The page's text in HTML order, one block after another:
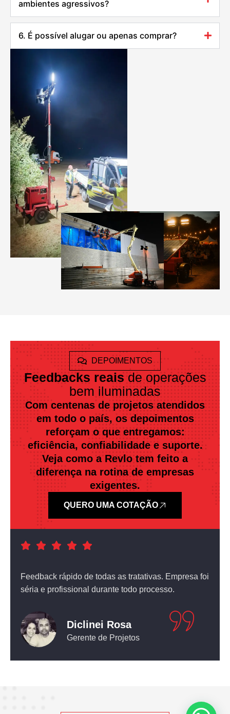
ambientes agressivos?
6. É possível alugar ou apenas comprar?
DEPOIMENTOS
Feedbacks reaisde operações
bem iluminadas
Com centenas de projetos atendidos
em todo o país, os depoimentos
reforçam o que entregamos:
eficiência, confiabilidade e suporte.
Veja como a Revlo tem feito a
diferença na rotina de empresas
exigentes.
QUERO UMA COTAÇÃO
Atendimento nota dez! O equipamento que comprei
não deixou nada a desejar.
Leticia Pediconi
Engenheira Civil